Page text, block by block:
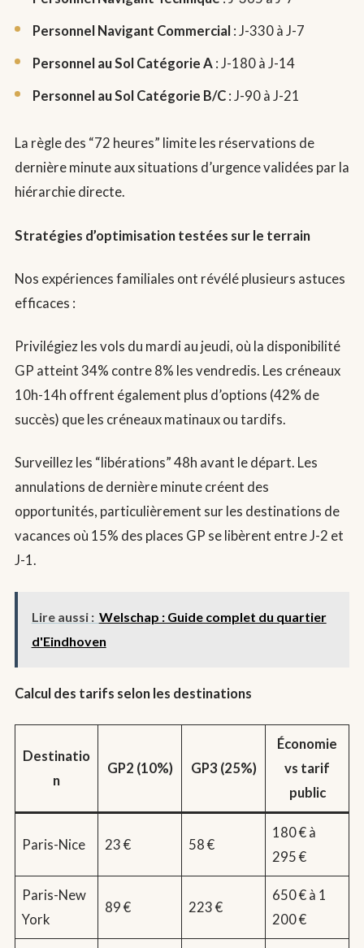
Personnel Navigant Commercial : J-330 à J-7
Personnel au Sol Catégorie A : J-180 à J-14
Personnel au Sol Catégorie B/C : J-90 à J-21
La règle des “72 heures” limite les réservations de
dernière minute aux situations d’urgence validées par la
hiérarchie directe.
Stratégies d’optimisation testées sur le terrain
Nos expériences familiales ont révélé plusieurs astuces
efficaces :
Privilégiez les vols du mardi au jeudi, où la disponibilité
GP atteint 34% contre 8% les vendredis. Les créneaux
10h-14h offrent également plus d’options (42% de
succès) que les créneaux matinaux ou tardifs.
Surveillez les “libérations” 48h avant le départ. Les
annulations de dernière minute créent des
opportunités, particulièrement sur les destinations de
vacances où 15% des places GP se libèrent entre J-2 et
J-1.
Lire aussi : Welschap : Guide complet du quartier
d'Eindhoven
Calcul des tarifs selon les destinations
Destinatio
n
GP2 (10%) GP3 (25%)
Économie
vs tarif
public
Paris-Nice 23 € 58 €
180 € à
295 €
Paris-New
York
89 € 223 €
650 € à 1
200 €